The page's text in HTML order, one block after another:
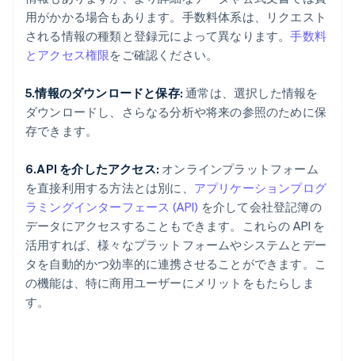
用がかかる場合もあります。手数料体系は、リクエスト
される情報の種類と登録元によって異なります。手数料
とアクセス権限をご確認ください。
5.情報のダウンロードと保存: 通常は、選択した情報を
ダウンロードし、さらなる分析や将来の参照のために保
存できます。
6.API を介したアクセス: オンラインプラットフォーム
を直接利用する方法とは別に、 アプリケーションプログ
ラミングインターフェース (API) を介して会社登記簿の
データにアクセスすることもできます。これらの API を
活用すれば、様々なプラットフォームやシステムとデー
タを自動的かつ効率的に連携させることができます。こ
の機能は、特に商用ユーザーにメリットをもたらしま
す。